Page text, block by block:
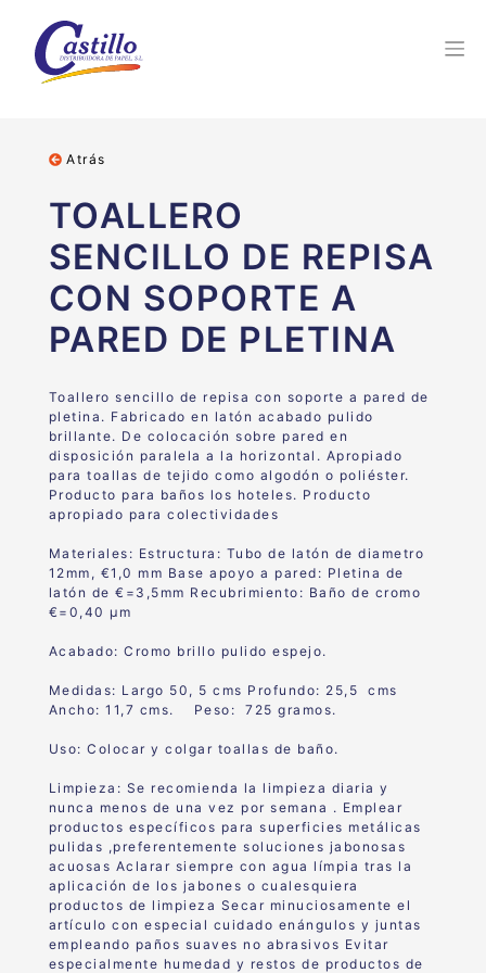
Atrás
TOALLERO
SENCILLO DE REPISA
CON SOPORTE A
PARED DE PLETINA
Toallero sencillo de repisa con soporte a pared de
pletina. Fabricado en latón acabado pulido
brillante. De colocación sobre pared en
disposición paralela a la horizontal. Apropiado
para toallas de tejido como algodón o poliéster.
Producto para baños los hoteles. Producto
apropiado para colectividades
Materiales: Estructura: Tubo de latón de diametro
12mm, €1,0 mm Base apoyo a pared: Pletina de
latón de €=3,5mm Recubrimiento: Baño de cromo
€=0,40 μm
Acabado: Cromo brillo pulido espejo.
Medidas: Largo 50, 5 cms Profundo: 25,5 cms
Ancho: 11,7 cms. Peso: 725 gramos.
Uso: Colocar y colgar toallas de baño.
Limpieza: Se recomienda la limpieza diaria y
nunca menos de una vez por semana . Emplear
productos específicos para superficies metálicas
pulidas ,preferentemente soluciones jabonosas
acuosas Aclarar siempre con agua límpia tras la
aplicación de los jabones o cualesquiera
productos de limpieza Secar minuciosamente el
artículo con especial cuidado enángulos y juntas
empleando paños suaves no abrasivos Evitar
especialmente humedad y restos de productos de